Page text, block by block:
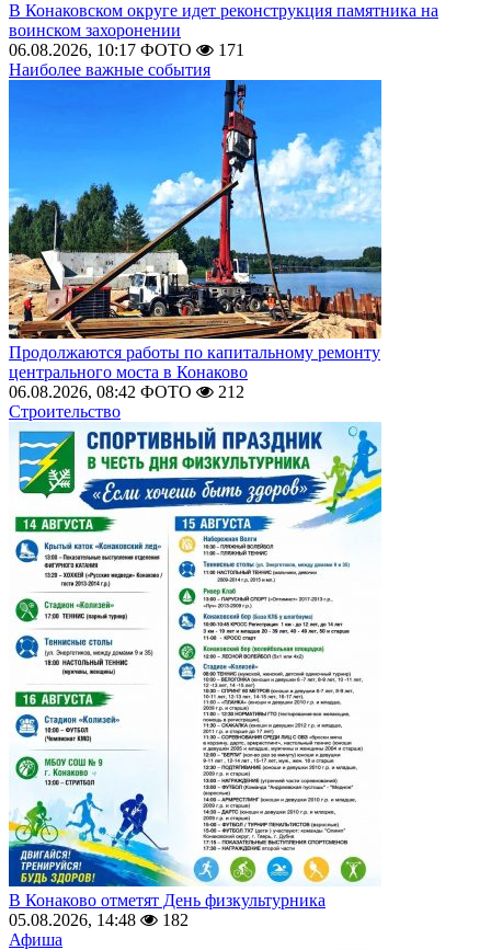
В Конаковском округе идет реконструкция памятника на
воинском захоронении
06.08.2026, 10:17 ФОТО
171
Наиболее важные события
Продолжаются работы по капитальному ремонту
центрального моста в Конаково
06.08.2026, 08:42 ФОТО
212
Строительство
В Конаково отметят День физкультурника
05.08.2026, 14:48
182
Афиша